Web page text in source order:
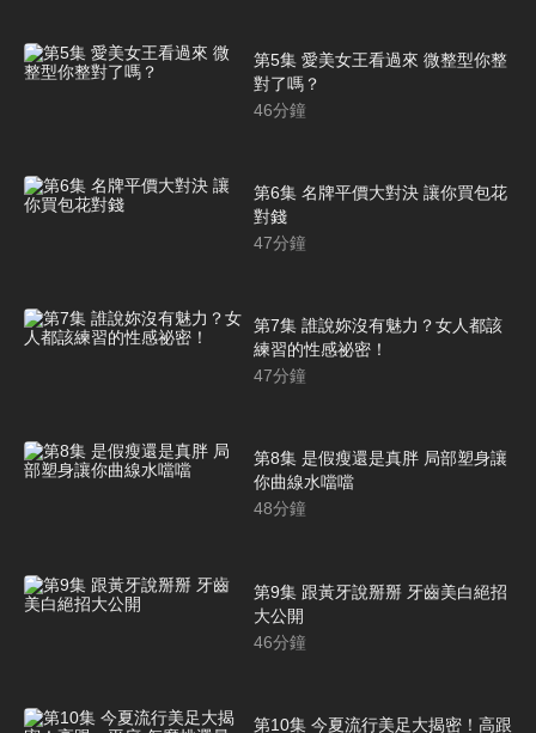
第5集 愛美女王看過來 微整型你整
對了嗎？
46分鐘
第6集 名牌平價大對決 讓你買包花
對錢
47分鐘
第7集 誰說妳沒有魅力？女人都該
練習的性感祕密！
47分鐘
第8集 是假瘦還是真胖 局部塑身讓
你曲線水噹噹
48分鐘
第9集 跟黃牙說掰掰 牙齒美白絕招
大公開
46分鐘
第10集 今夏流行美足大揭密！高跟